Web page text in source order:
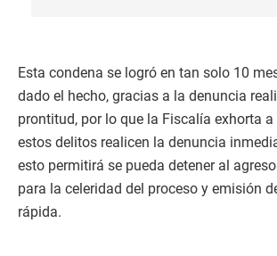
Esta condena se logró en tan solo 10
dado el hecho, gracias a la denuncia
prontitud, por lo que la Fiscalía exhorta
estos delitos realicen la denuncia
esto permitirá se pueda detener al
para la celeridad del proceso y emisión
rápida.